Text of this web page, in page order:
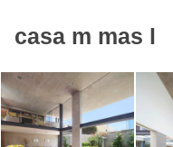
casa m mas l